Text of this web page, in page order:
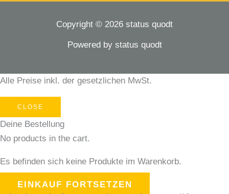
Copyright © 2026 status quodt
Powered by status quodt
Alle Preise inkl. der gesetzlichen MwSt.
CLOSE
Deine Bestellung
No products in the cart.
Es befinden sich keine Produkte im Warenkorb.
EINKAUF FORTSETZEN